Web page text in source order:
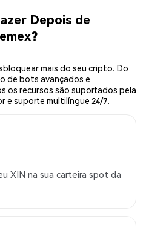
Depois de
mais do seu cripto. Do
de bots avançados e
os recursos são suportados pela
e suporte multilíngue 24/7.
XIN na sua carteira spot da